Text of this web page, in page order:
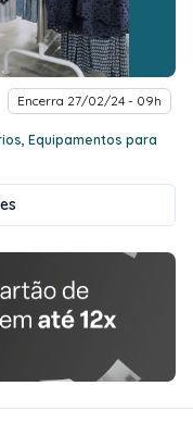
Encerra 27/02/24 - 09h
Equipamentos para